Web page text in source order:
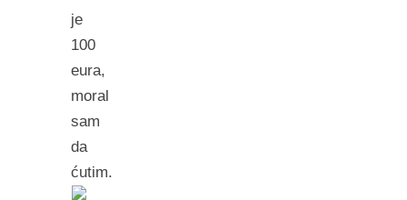
je
100
eura,
moral
sam
da
ćutim.